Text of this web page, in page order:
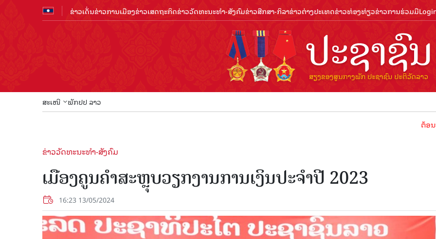
ຂ່າວເດັ່ນຂ່າວການເມືອງຂ່າວເສດຖະກິດຂ່າວວັດທະນະທຳ-ສັງຄົມຂ່າວສືກສາ-ກິລາຂ່າວຕ່າງປະເທດຂ່າວທ່ອງທ່ຽວຂ່າວການຮ່ວມມື
ສະເໜີ ພັກປປ ລາວ
ຕ້ອນຮັບປີ
ຂ່າວວັດທະນະທຳ-ສັງຄົມ
ເມືອງຄູນຄໍາສະຫຼຸບວຽກງານການເງິນປະຈຳປີ 2023
16:23 13/05/2024